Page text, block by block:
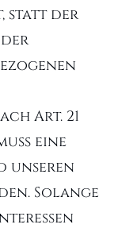
statt der
Art. 21
eine
unseren
Solange